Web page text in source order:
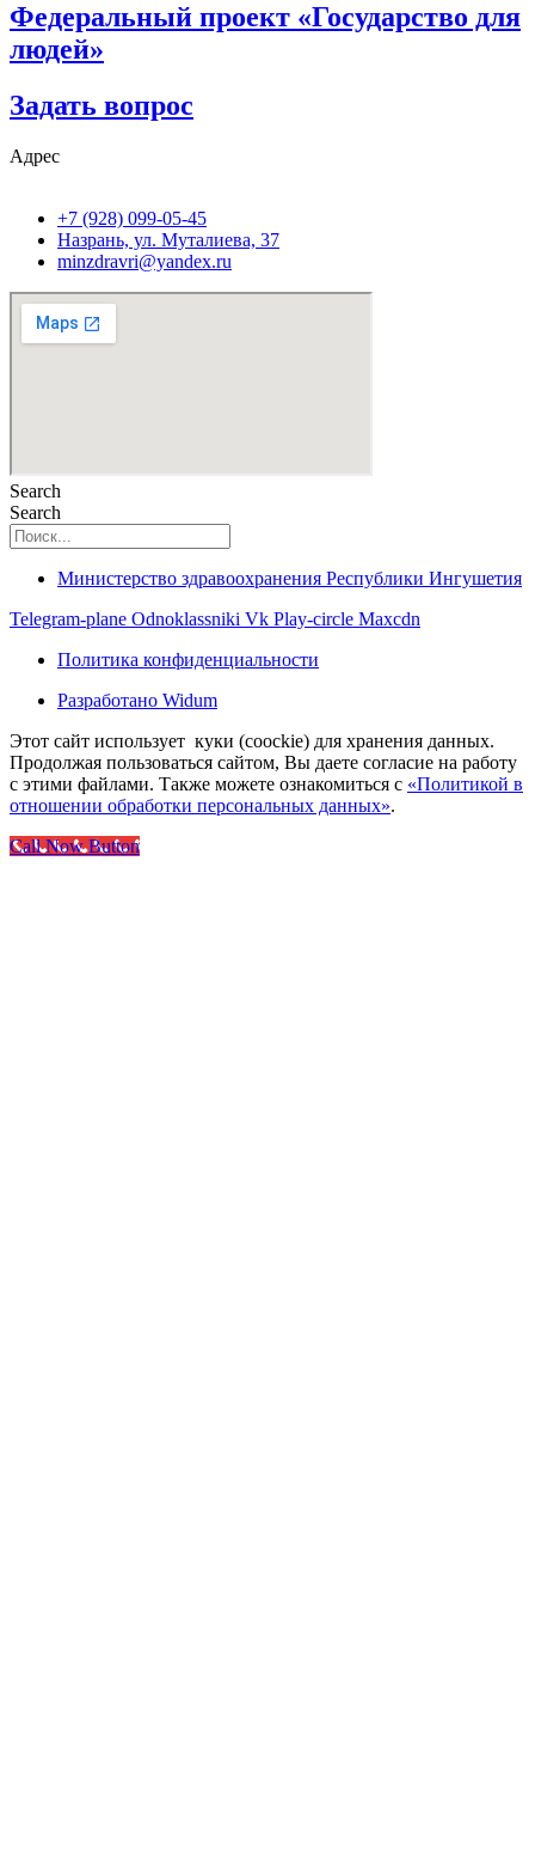
Федеральный проект «Государство для
людей»
Задать вопрос
Адрес
+7 (928) 099-05-45
Назрань, ул. Муталиева, 37
minzdravri@yandex.ru
Search
Search
Министерство здравоохранения Республики Ингушетия
Telegram-plane Odnoklassniki Vk Play-circle Maxcdn
Политика конфиденциальности
Разработано Widum
Этот сайт использует куки (coockie) для хранения данных.
Продолжая пользоваться сайтом, Вы даете согласие на работу
с этими файлами. Также можете ознакомиться с «Политикой в
отношении обработки персональных данных».
Call Now Button